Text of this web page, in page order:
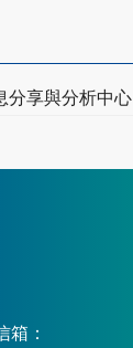
分享與分析中心
箱：